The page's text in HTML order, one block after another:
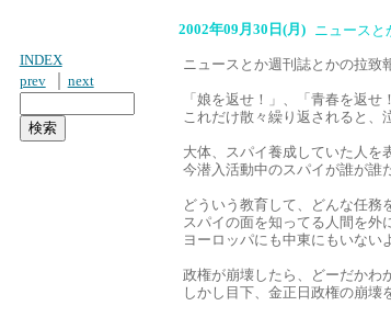
INDEX
prev｜ next
2002年09月30日(月) ニュースと
ニュースとか週刊誌とかの拉致
「娘を返せ！」、「青春を返せ
これだけ散々繰り返されると、
大体、スパイ養成していた人を
今潜入活動中のスパイが誰が誰
どういう教育して、どんな任務
スパイの面を知ってる人間を外
ヨーロッパにも中東にもいない
政権が崩壊したら、どーだかわ
しかし目下、金正日政権の崩壊